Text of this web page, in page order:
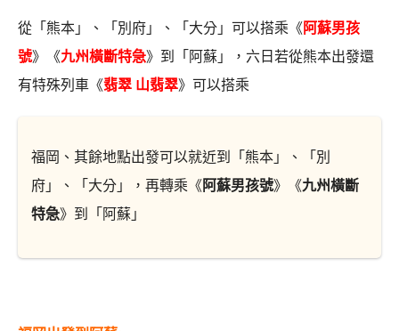
從「熊本」、「別府」、「大分」可以搭乘《 阿蘇男孩
號》《九州橫斷特急》到「阿蘇」，六日若從熊本出發還
有特殊列車《翡翠 山翡翠》可以搭乘
福岡、其餘地點出發可以就近到「熊本」、「別
府」、「大分」，再轉乘《 阿蘇男孩號》《九州橫斷
特急》到「阿蘇」